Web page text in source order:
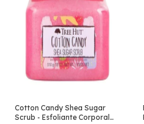
Cotton Candy Shea Sugar
Scrub - Esfoliante Corporal